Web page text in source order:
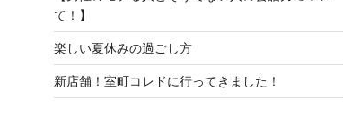
て！】
楽しい夏休みの過ごし方
新店舗！室町コレドに行ってきました！